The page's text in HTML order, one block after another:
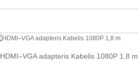
HDMI–VGA adapteris Kabelis 1080P 1,8 m